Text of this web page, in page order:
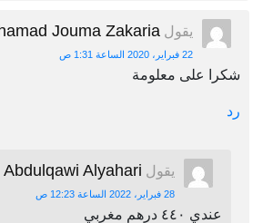
يقول Jouma Zakaria
22 فبراير، 2020 الساعة 1:31 ص
شكرا على معلومة
رد
يقول Alyahari
28 فبراير، 2022 الساعة 12:23 ص
عندي ٤٤٠ درهم مغربي